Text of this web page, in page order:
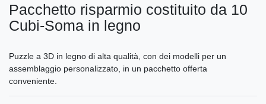
Pacchetto risparmio costituito da 10
Cubi-Soma in legno
Puzzle a 3D in legno di alta qualità, con dei modelli per un
assemblaggio personalizzato, in un pacchetto offerta
conveniente.